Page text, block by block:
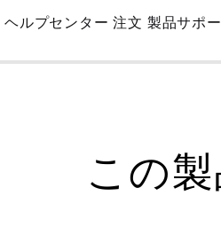
Skip
Main
ヘルプセンター 注文 製品サポー
この